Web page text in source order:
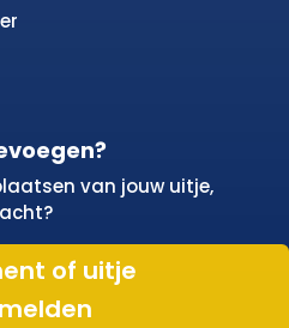
van jouw uitje,
of uitje